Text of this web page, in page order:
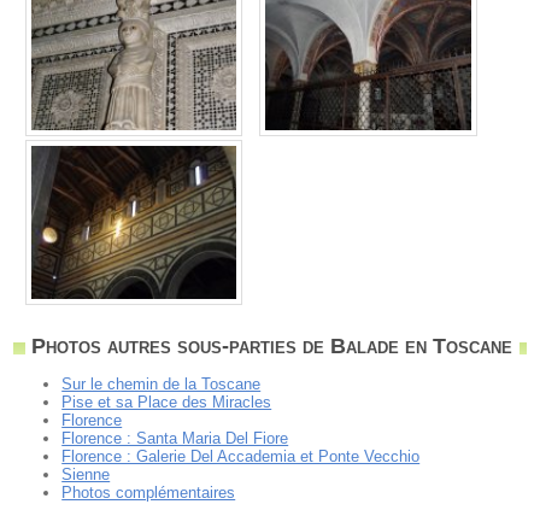
Photos autres sous-parties de Balade en Toscane
Sur le chemin de la Toscane
Pise et sa Place des Miracles
Florence
Florence : Santa Maria Del Fiore
Florence : Galerie Del Accademia et Ponte Vecchio
Sienne
Photos complémentaires